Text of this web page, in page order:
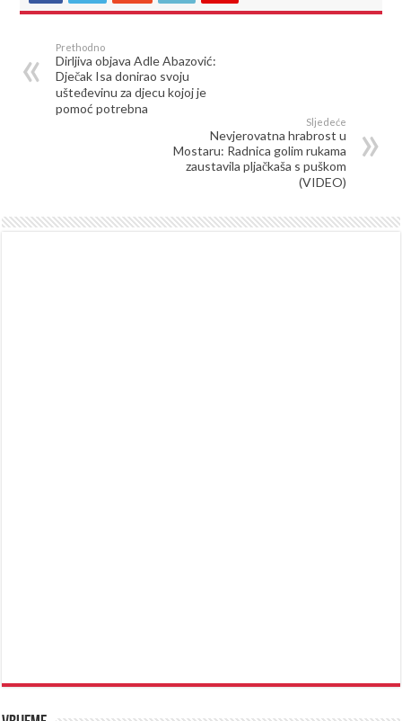
Prethodno
Dirljiva objava Adle Abazović:
Dječak Isa donirao svoju
ušteđevinu za djecu kojoj je
pomoć potrebna
Sljedeće
Nevjerovatna hrabrost u
Mostaru: Radnica golim rukama
zaustavila pljačkaša s puškom
(VIDEO)